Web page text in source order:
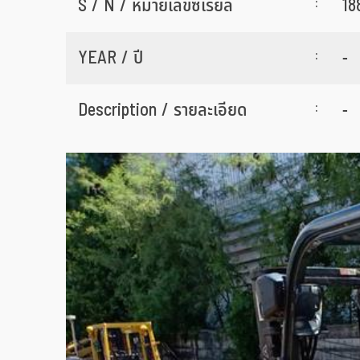
S / N / หมายเลขซีเรียล
YEAR / ปี
:
-
Description / รายละเอียด
: -